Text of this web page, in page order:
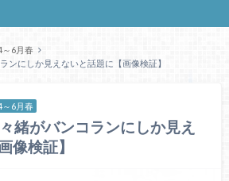
～6月春
ンにしか見えないと話題に【画像検証】
～6月春
緒がバンコランにしか見え
像検証】